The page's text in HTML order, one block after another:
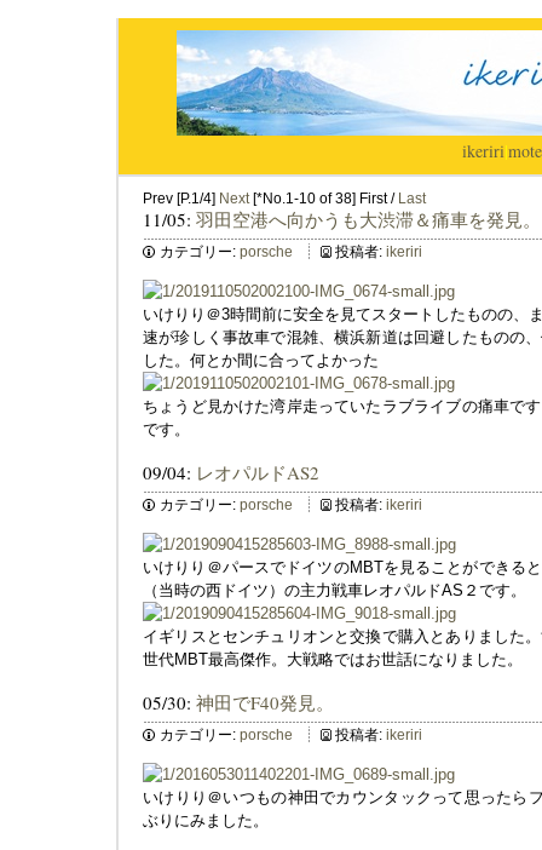
ikeriri|
Prev [P.1/4] Next[*No.1-10 of 38] First / Last
11/05: 羽田空港へ向かうも大渋滞＆痛車を発見。
カテゴリー: porsche 投稿者: ikeriri
いけりり＠3時間前に安全を見てスタートしたものの、
速が珍しく事故車で混雑、横浜新道は回避したものの
した。何とか間に合ってよかった
ちょうど見かけた湾岸走っていたラブライブの痛車で
です。
09/04: レオパルドAS2
カテゴリー: porsche 投稿者: ikeriri
いけりり＠パースでドイツのMBTを見ることができる
（当時の西ドイツ）の主力戦車レオパルドAS２です。
イギリスとセンチュリオンと交換で購入とありました
世代MBT最高傑作。大戦略ではお世話になりました。
05/30: 神田でF40発見。
カテゴリー: porsche 投稿者: ikeriri
いけりり＠いつもの神田でカウンタックって思ったら
ぶりにみました。